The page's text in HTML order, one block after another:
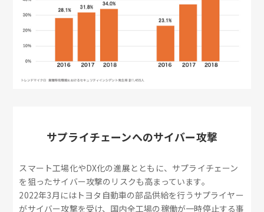
サプライチェーンへのサイバー攻撃
スマート工場化やDX化の進展とともに、サプライチェーン
を狙ったサイバー攻撃のリスクも高まっています。
2022年3月にはトヨタ自動車の部品供給を行うサプライヤー
がサイバー攻撃を受け、国内全工場の稼働が一時停止する事